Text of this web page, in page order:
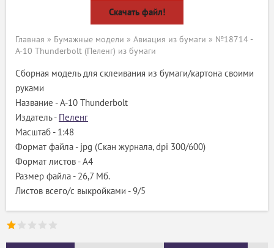
Скачать файл!
Главная » Бумажные модели » Авиация из бумаги » №18714 -
A-10 Thunderbolt (Пеленг) из бумаги
Сборная модель для склеивания из бумаги/картона своими
руками
Название - A-10 Thunderbolt
Издатель - Пеленг
Масштаб - 1:48
Формат файла - jpg (Скан журнала, dpi 300/600)
Формат листов - A4
Размер файла - 26,7 Мб.
Листов всего/с выкройками - 9/5